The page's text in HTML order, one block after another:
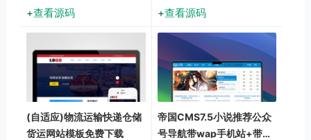
HTML5电脑修理维修店网
站源码下载PbootCMS内核
开发的营销型网站模板，该
模
查看源码
活泼的布局风格，突出娱乐
内容分享特色，适合各类笑
话、段子、搞笑图片等内容
查看源码
(自适应)物流运输快递仓储
货运网站模板免费下载
帝国CMS7.5小说推荐公众
号导航带wap手机站+带采